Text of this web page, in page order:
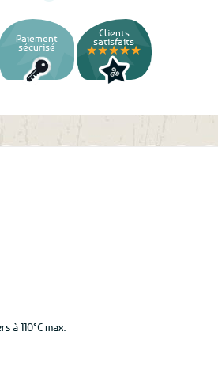
Paiement
sécurisé
Clients
satisfaits
★★★★★
110°C max.